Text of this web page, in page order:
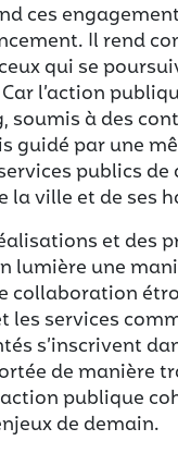
ces
Il rend
qui se
l’action
soumis à des
guidé par une
publics
la ville et de ses
et des
lumière une
collaboration
les services
s’inscrivent
de manière
action publique
de demain.